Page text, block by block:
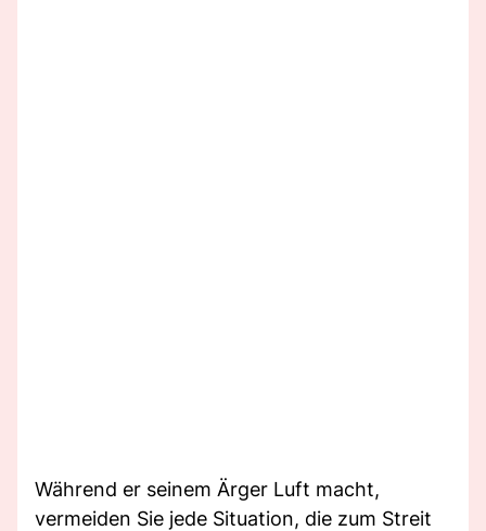
Während er seinem Ärger Luft macht,
vermeiden Sie jede Situation, die zum Streit